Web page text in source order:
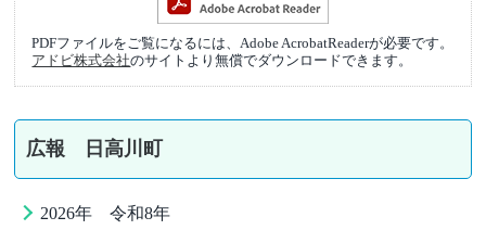
PDFファイルをご覧になるには、Adobe AcrobatReaderが必要です。
アドビ株式会社のサイトより無償でダウンロードできます。
広報 日高川町
2026年 令和8年